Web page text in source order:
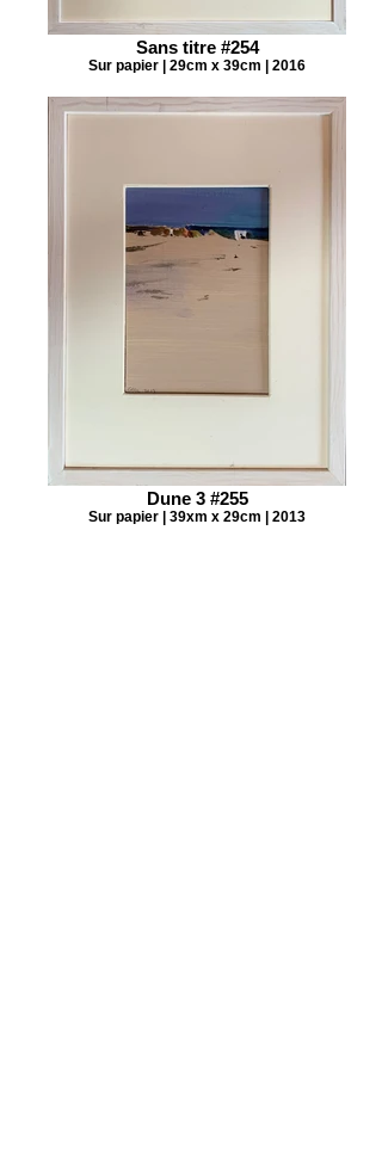
Sans titre #254
Sur papier | 29cm x 39cm | 2016
Dune 3 #255
Sur papier | 39xm x 29cm | 2013